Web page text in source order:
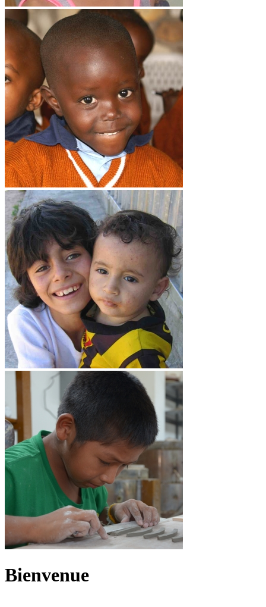
Bienvenue